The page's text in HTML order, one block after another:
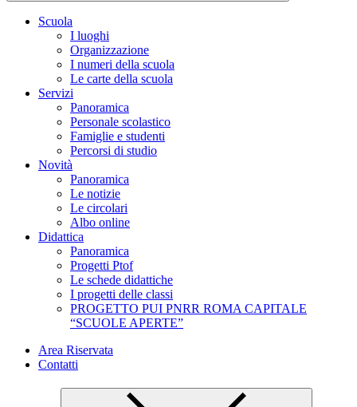
Scuola
I luoghi
Organizzazione
I numeri della scuola
Le carte della scuola
Servizi
Panoramica
Personale scolastico
Famiglie e studenti
Percorsi di studio
Novità
Panoramica
Le notizie
Le circolari
Albo online
Didattica
Panoramica
Progetti Ptof
Le schede didattiche
I progetti delle classi
PROGETTO PUI PNRR ROMA CAPITALE
“SCUOLE APERTE”
Area Riservata
Contatti